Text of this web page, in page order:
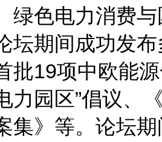
绿色电力消费
坛期间成功发
批19项中欧能
力园区”倡议、
集》等。论坛